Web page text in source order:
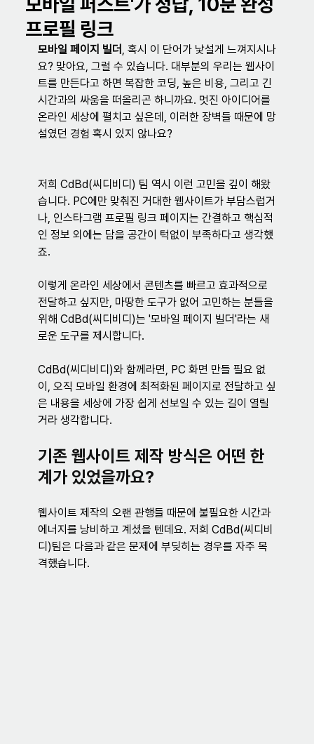
프로필 링크
모바일 페이지 빌더 , 혹시 이 단어가 낯설게 느껴지시나
요? 맞아요, 그럴 수 있습니다. 대부분의 우리는 웹사이
트를 만든다고 하면 복잡한 코딩, 높은 비용, 그리고 긴
시간과의 싸움을 떠올리곤 하니까요. 멋진 아이디어를
온라인 세상에 펼치고 싶은데, 이러한 장벽들 때문에 망
설였던 경험 혹시 있지 않나요?
저희 CdBd(씨디비디) 팀 역시 이런 고민을 깊이 해왔
습니다. PC에만 맞춰진 거대한 웹사이트가 부담스럽거
나, 인스타그램 프로필 링크 페이지는 간결하고 핵심적
인 정보 외에는 담을 공간이 턱없이 부족하다고 생각했
죠.
이렇게 온라인 세상에서 콘텐츠를 빠르고 효과적으로
전달하고 싶지만, 마땅한 도구가 없어 고민하는 분들을
위해 CdBd(씨디비디)는 '모바일 페이지 빌더'라는 새
로운 도구를 제시합니다.
CdBd(씨디비디)와 함께라면, PC 화면 만들 필요 없
이, 오직 모바일 환경에 최적화된 페이지로 전달하고 싶
은 내용을 세상에 가장 쉽게 선보일 수 있는 길이 열릴
거라 생각합니다.
기존 웹사이트 제작 방식은 어떤 한
계가 있었을까요?
웹사이트 제작의 오랜 관행들 때문에 불필요한 시간과
에너지를 낭비하고 계셨을 텐데요. 저희 CdBd(씨디비
디)팀은 다음과 같은 문제에 부딪히는 경우를 자주 목
격했습니다.